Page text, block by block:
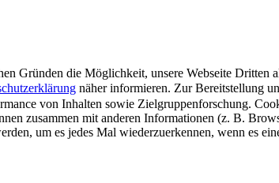
Gründen die Möglichkeit, unsere Webseite Dritten
näher informieren. Zur Bereitstellung
von Inhalten sowie Zielgruppenforschung.
zusammen mit anderen Informationen (z. B.
um es jedes Mal wiederzuerkennen, wenn es